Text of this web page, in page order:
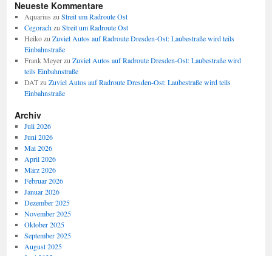
Neueste Kommentare
Aquarius zuStreit um Radroute Ost
CegorachzuStreit um Radroute Ost
HeikozuZuviel Autos auf Radroute Dresden-Ost: Laubestraße wird teils
Einbahnstraße
Frank MeyerzuZuviel Autos auf Radroute Dresden-Ost: Laubestraße wird
teils Einbahnstraße
DATzuZuviel Autos auf Radroute Dresden-Ost: Laubestraße wird teils
Einbahnstraße
Archiv
Juli 2026
Juni 2026
Mai 2026
April 2026
März 2026
Februar 2026
Januar 2026
Dezember 2025
November 2025
Oktober 2025
September 2025
August 2025